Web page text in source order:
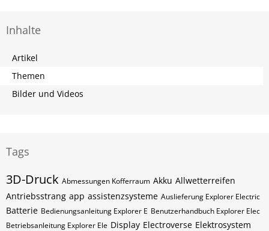
Inhalte
Artikel
Themen
Bilder und Videos
Tags
3D-Druck Abmessungen Kofferraum Akku Allwetterreifen
Antriebsstrang app assistenzsysteme Auslieferung Explorer Electric
Batterie Bedienungsanleitung Explorer E Benutzerhandbuch Explorer Elec
Betriebsanleitung Explorer Ele Display Electroverse Elektrosystem